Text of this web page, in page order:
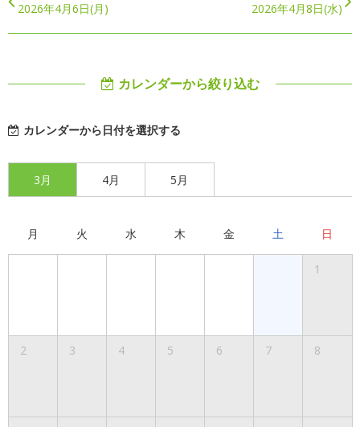
2026年4月6日(月) 2026年4月8日(水)
カレンダーから絞り込む
カレンダーから日付を選択する
3月 4月 5月
月 火 水 木 金 土 日
1
2 3 4 5 6 7 8